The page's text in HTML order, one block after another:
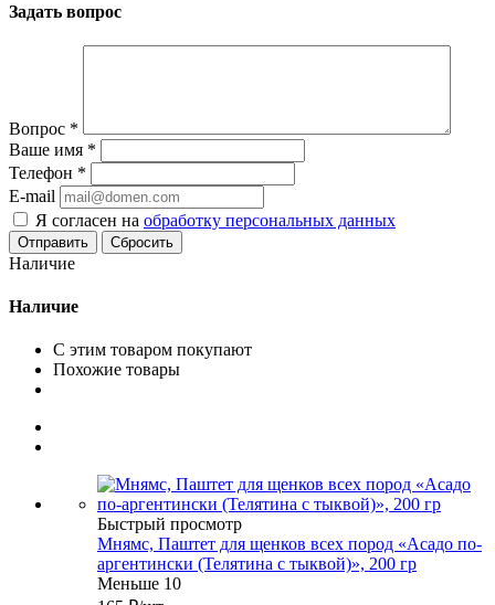
Задать вопрос
Вопрос *
Ваше имя *
Телефон *
E-mail
Я согласен на обработку персональных данных
Сбросить
Наличие
Наличие
С этим товаром покупают
Похожие товары
Быстрый просмотр
Мнямс, Паштет для щенков всех пород «Асадо по-
аргентински (Телятина с тыквой)», 200 гр
Меньше 10